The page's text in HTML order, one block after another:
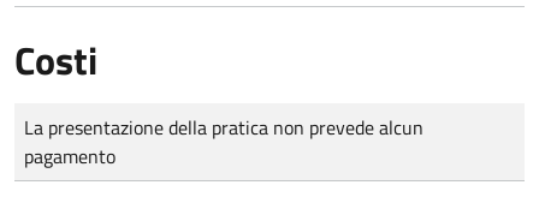
Costi
Tipo di pagamento
Importo
La presentazione della pratica non prevede alcun
pagamento